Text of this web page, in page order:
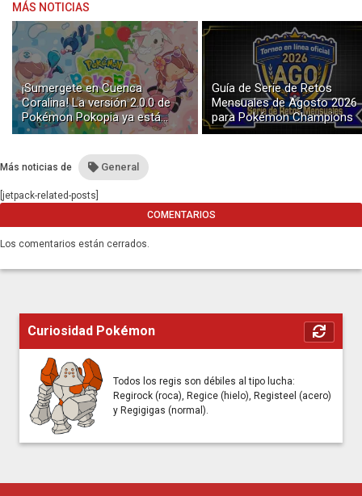
MÁS NOTICIAS
¡Sumergete en Cuenca
Coralina! La versión 2.0.0 de
Pokémon Pokopia ya está
disponible con buceo y
Guía de Serie de Retos
Mensuales de Agosto 2026
para Pokémon Champions
Más noticias de General
[jetpack-related-posts]
COMENTARIOS
Los comentarios están cerrados.
Curiosidad Pokémon
Todos los regis son débiles al tipo lucha:
Regirock (roca), Regice (hielo), Registeel (acero)
y Regigigas (normal).